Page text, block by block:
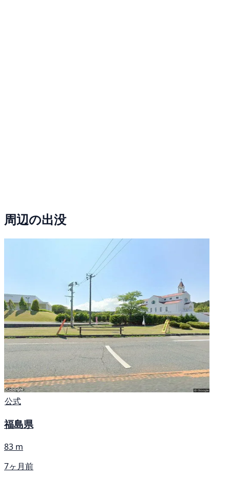
周辺の出没
公式
福島県
83 m
7ヶ月前